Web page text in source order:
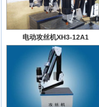
电动攻丝机XH3-12A1